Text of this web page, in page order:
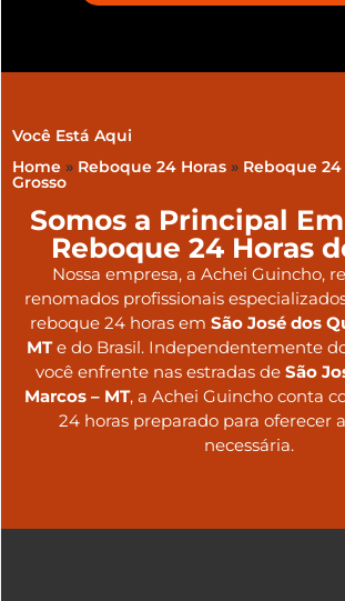
Você Está Aqui
Home » Reboque 24 Horas » Reboque
Grosso
Somos a Principal
Reboque 24 Horas
Nossa empresa, a Achei Guincho,
renomados profissionais
reboque 24 horas em São José dos
MTe do Brasil. Independentemente
você enfrente nas estradas de São
Marcos – MT, a Achei Guincho conta
24 horas preparado para oferecer
necessária.